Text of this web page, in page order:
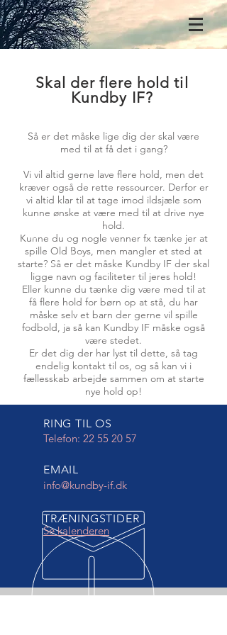
Kundby Idrætsforening
ANNO 1932
Skal der flere hold til
Kundby IF?
Så er det måske lige dig der skal være
med til at få det i gang?
Vi vil altid gerne lave flere hold, men det
kræver også de rette ressourcer. Derfor er
vi altid klar til at tage imod ildsjæle som
kunne ønske at være med til at drive nye
hold.
Kunne du og nogle venner fx tænke jer at
spille Old Boys, men mangler et sted at
starte? Så er det måske Kundby IF der skal
ligge navn og faciliteter til jeres hold!
Eller kunne du tænke dig være med til at
få flere hold for børn op at stå, du har
måske selv et barn der gerne vil spille
fodbold, ja så kan Kundby IF måske også
være stedet.
Er det dig der har lyst til dette, så tag
endelig kontakt til os, og så kan vi i
fællesskab arbejde sammen om at starte
nye hold op!
RING TIL OS
Telefon: 22 55 20 57
EMAIL
info@kundby-if.dk
TRÆNINGSTIDER
Se kalenderen